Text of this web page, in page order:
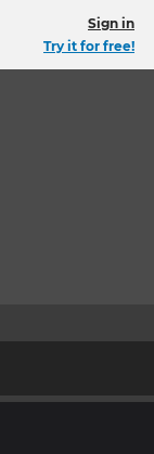
Sign in
Try it for free!